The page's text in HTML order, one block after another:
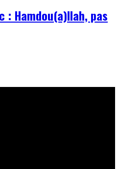
: Hamdou(a)llah, pas